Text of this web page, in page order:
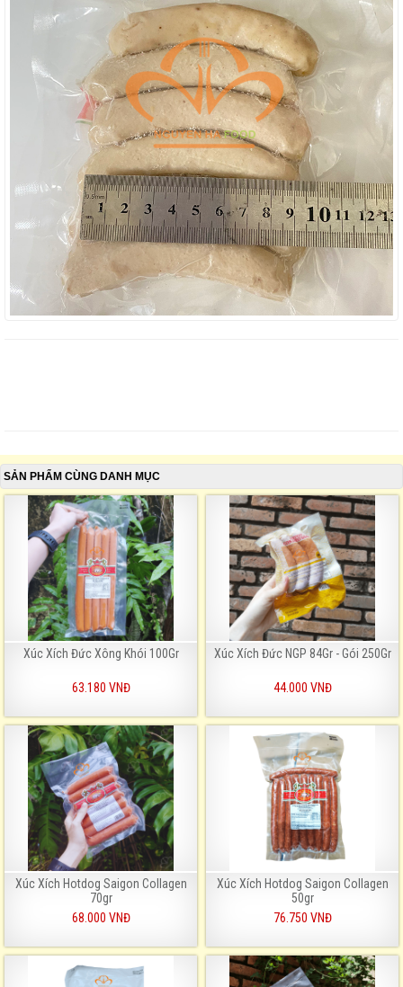
SẢN PHẨM CÙNG DANH MỤC
Xúc Xích Đức Xông Khói 100Gr
63.180 VNĐ
Xúc Xích Đức NGP 84Gr - Gói 250Gr
44.000 VNĐ
Xúc Xích Hotdog Saigon Collagen
70gr
68.000 VNĐ
Xúc Xích Hotdog Saigon Collagen
50gr
76.750 VNĐ